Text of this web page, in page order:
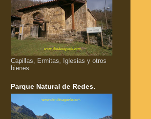
Capillas, Ermitas, Iglesias y otros
bienes
Parque Natural de Redes.